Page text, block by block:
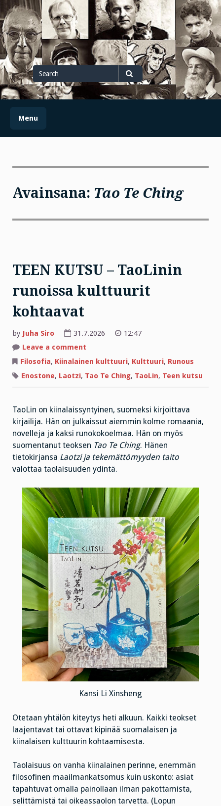
Skip
to
content
Search
for
Search
Menu
Avainsana: Tao Te Ching
TEEN KUTSU – TaoLinin
runoissa kulttuurit
kohtaavat
by Juha Siro 31.7.2026
12:47
Leave a comment
KUTSU
TaoLinin
Filosofia, Kiinalainen kulttuuri, Kulttuuri, Runous
Enostone, Laotzi, Tao Te Ching, TaoLin, Teen kutsu
TaoLin on kiinalaissyntyinen, suomeksi kirjoittava
kirjailija. Hän on julkaissut aiemmin kolme romaania,
novelleja ja kaksi runokokoelmaa. Hän on myös
suomentanut teoksen Tao Te Ching. Hänen
tietokirjansa Laotzi ja tekemättömyyden taito
valottaa taolaisuuden ydintä.
Kansi Li Xinsheng
Otetaan yhtälön kiteytys heti alkuun. Kaikki teokset
laajentavat tai ottavat kipinää suomalaisen ja
kiinalaisen kulttuurin kohtaamisesta.
Taolaisuus on vanha kiinalainen perinne, enemmän
filosofinen maailmankatsomus kuin uskonto: asiat
tapahtuvat omalla painollaan ilman pakottamista,
selittämistä tai oikeassaolon tarvetta. (Lopun